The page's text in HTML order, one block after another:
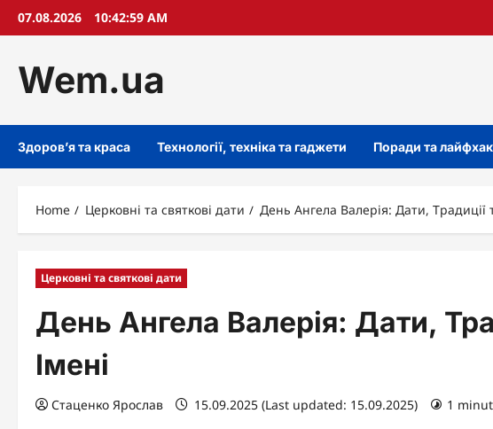
Skip07.08.2026 10:43:00 AM
Wem.ua
Здоров’я та краса Технології, техніка та гаджети Поради та
Home Церковні та святкові дати День Ангела Валерія: Дати, Традиції
Церковні та святкові дати
День Ангела Валерія: Дати,
Імені
Стаценко Ярослав 15.09.2025 (Last updated: 15.09.2025) 1